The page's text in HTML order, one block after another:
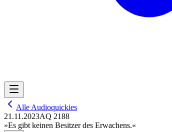
Alle Audioquickies
21.11.2023AQ 2188
»Es gibt keinen Besitzer des Erwachens.«